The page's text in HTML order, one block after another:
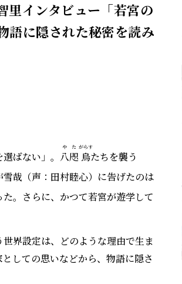
里インタビュー「若宮の
に隠された秘密を読み
選ばない」。 八
や
咫
た
烏
がらす
たちを襲う
雪哉（声：田村睦心）に告げたのは
。さらに、かつて若宮が遊学して
界設定は、どのような理由で生ま
しての思いなどから、物語に隠さ